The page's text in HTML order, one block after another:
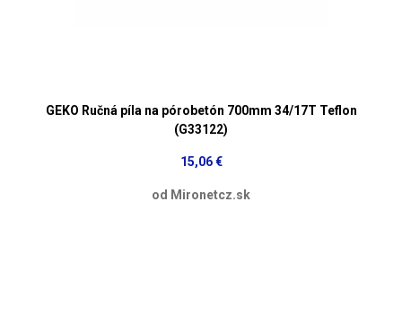
GEKO Ručná píla na pórobetón 700mm 34/17T Teflon
(G33122)
15,06 €
od Mironetcz.sk